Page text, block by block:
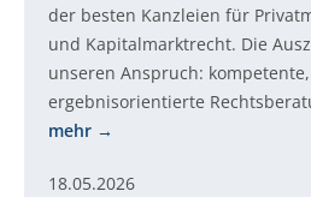
der besten Kanzleien für
und Kapitalmarktrecht. Die
unseren Anspruch:
ergebnisorientierte
mehr
18.05.2026